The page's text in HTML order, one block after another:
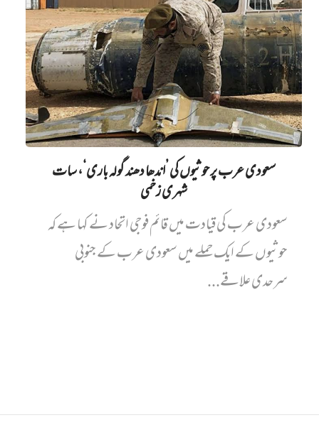
سعودی عرب پر حوثیوں کی ’اندھا دھند گولہ باری‘، سات
شہری زخمی
سعودی عرب کی قیادت میں قائم فوجی اتحاد نے کہا ہے کہ
حوثیوں کے ایک حملے میں سعودی عرب کے جنوبی
سرحدی علاقے...